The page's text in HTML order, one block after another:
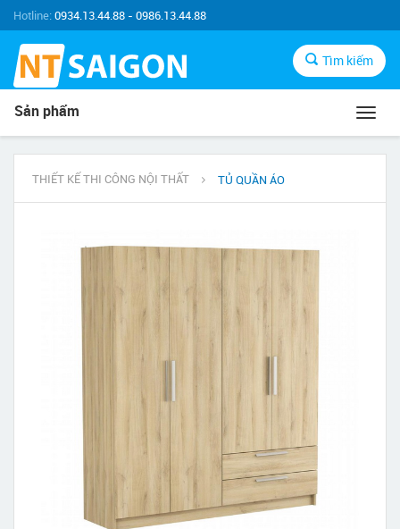
Hotline:0934.13.44.88 - 0986.13.44.88
Tìm kiếm
Sản phẩm
THIẾT KẾ THI CÔNG NỘI THẤT TỦ QUẦN ÁO